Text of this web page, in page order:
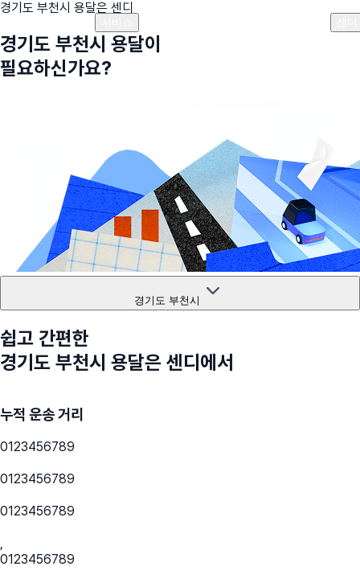
경기도 부천시 용달은 센디
경기도 부천시 용달이
필요하신가요?
경기도 부천시
쉽고 간편한
경기도 부천시 용달은 센디에서
누적 운송 거리
0123456789
0123456789
0123456789
,
0123456789